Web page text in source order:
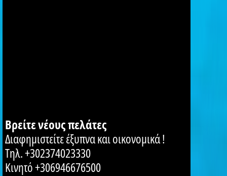
Βρείτε νέους πελάτες
Διαφημιστείτε έξυπνα και οικονομικά !
Τηλ. +302374023330
Κινητό +306946676500